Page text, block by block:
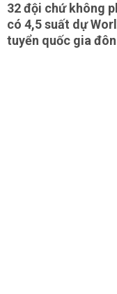
32 đội chứ không
có 4,5 suất dự
tuyển quốc gia